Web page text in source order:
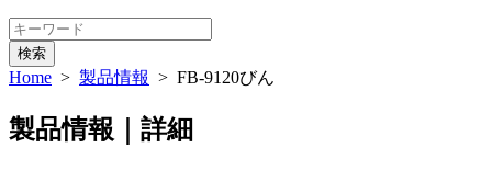
検索
Home > 製品情報 > FB-9120びん
製品情報｜詳細